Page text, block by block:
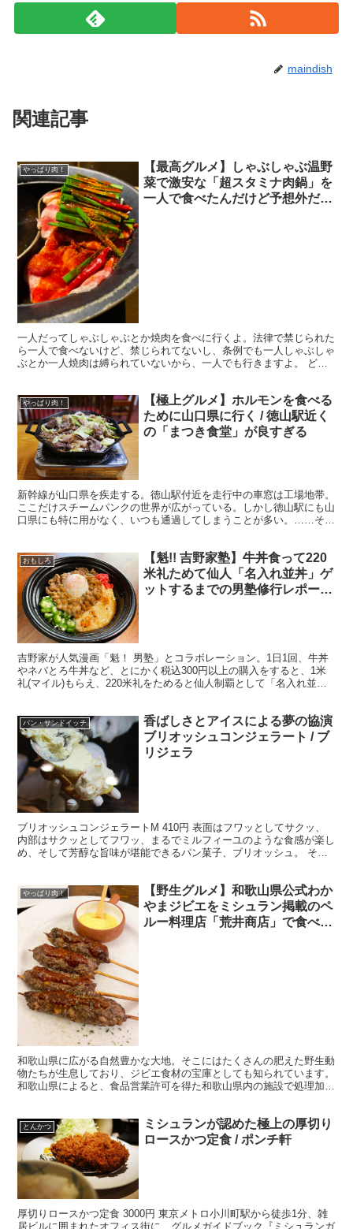
maindish
関連記事
やっぱり肉！
【最高グルメ】しゃぶしゃぶ温野
菜で激安な「超スタミナ肉鍋」を
一人で食べたんだけど予想外だっ
一人だってしゃぶしゃぶとか焼肉を食べに行くよ。法律で禁じられた
ら一人で食べないけど、禁じられてないし、条例でも一人しゃぶしゃ
ぶとか一人焼肉は縛られていないから、一人でも行きますよ。 どん
やっぱり肉！
【極上グルメ】ホルモンを食べる
ために山口県に行く / 徳山駅近く
の「まつき食堂」が良すぎる
新幹線が山口県を疾走する。徳山駅付近を走行中の車窓は工場地帯。
ここだけスチームパンクの世界が広がっている。しかし徳山駅にも山
口県にも特に用がなく、いつも通過してしまうことが多い。……そん
おもしろ
【魁!! 吉野家塾】牛丼食って220
米礼ためて仙人「名入れ並丼」ゲ
ットするまでの男塾修行レポー
吉野家が人気漫画「魁！ 男塾」とコラボレーション。1日1回、牛丼
やネバとろ牛丼など、とにかく税込300円以上の購入をすると、1米
礼(マイル)もらえ、220米礼をためると仙人制覇として「名入れ並
パン・サンドイッチ
香ばしさとアイスによる夢の協演
ブリオッシュコンジェラート / ブ
リジェラ
ブリオッシュコンジェラートM 410円 表面はフワッとしてサクッ、
内部はサクッとしてフワッ、まるでミルフィーユのような食感が楽し
め、そして芳醇な旨味が堪能できるパン菓子、ブリオッシュ。 その
やっぱり肉！
【野生グルメ】和歌山県公式わか
やまジビエをミシュラン掲載のペ
ルー料理店「荒井商店」で食べて
和歌山県に広がる自然豊かな大地。そこにはたくさんの肥えた野生動
物たちが生息しており、ジビエ食材の宝庫としても知られています。
和歌山県によると、食品営業許可を得た和歌山県内の施設で処理加工
とんかつ
ミシュランが認めた極上の厚切り
ロースかつ定食 / ポンチ軒
厚切りロースかつ定食 3000円 東京メトロ小川町駅から徒歩1分、雑
居ビルに囲まれたオフィス街に、グルメガイドブック『ミシュランガ